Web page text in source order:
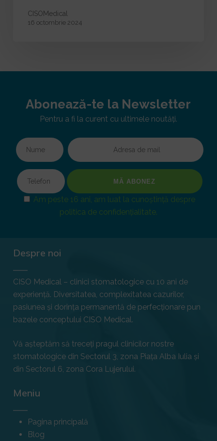
CISOMedical
16 octombrie 2024
Abonează-te la Newsletter
Pentru a fi la curent cu ultimele noutăți.
Am peste 16 ani, am luat la cunoștință despre
politica de confidențialitate.
Despre noi
CISO Medical – clinici stomatologice cu 10 ani de
experiență. Diversitatea, complexitatea cazurilor,
pasiunea și dorința permanentă de perfecționare pun
bazele conceptului CISO Medical.
Vă așteptăm să treceți pragul clinicilor nostre
stomatologice din Sectorul 3, zona Piața Alba Iulia și
din Sectorul 6, zona Cora Lujerului.
Meniu
Pagina principală
Blog